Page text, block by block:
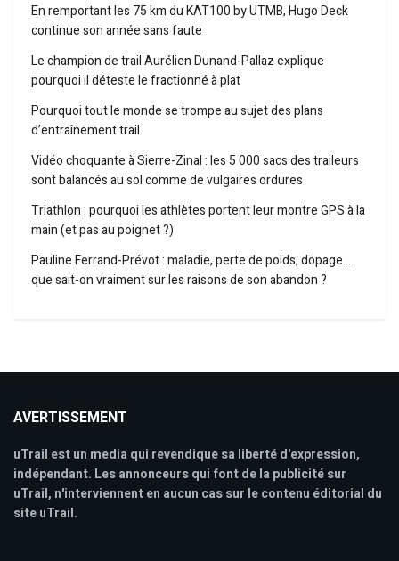
En remportant les 75 km du KAT100 by UTMB, Hugo Deck
continue son année sans faute
Le champion de trail Aurélien Dunand-Pallaz explique
pourquoi il déteste le fractionné à plat
Pourquoi tout le monde se trompe au sujet des plans
d’entraînement trail
Vidéo choquante à Sierre-Zinal : les 5 000 sacs des traileurs
sont balancés au sol comme de vulgaires ordures
Triathlon : pourquoi les athlètes portent leur montre GPS à la
main (et pas au poignet ?)
Pauline Ferrand-Prévot : maladie, perte de poids, dopage…
que sait-on vraiment sur les raisons de son abandon ?
AVERTISSEMENT
uTrail est un media qui revendique sa liberté d'expression,
indépendant. Les annonceurs qui font de la publicité sur
uTrail, n'interviennent en aucun cas sur le contenu éditorial du
site uTrail.